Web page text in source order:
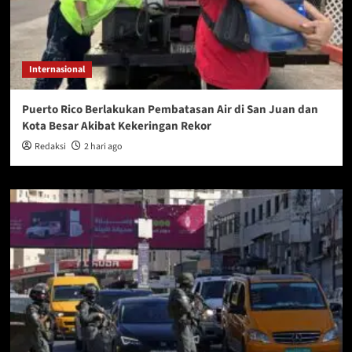
Internasional
Puerto Rico Berlakukan Pembatasan Air di San Juan dan
Kota Besar Akibat Kekeringan Rekor
Redaksi 2 hari ago